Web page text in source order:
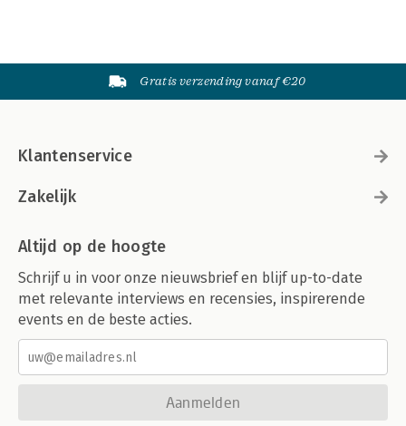
Gratis verzending vanaf €20
Klantenservice
Zakelijk
Altijd op de hoogte
Schrijf u in voor onze nieuwsbrief en blijf up-to-date
met relevante interviews en recensies, inspirerende
events en de beste acties.
Aanmelden